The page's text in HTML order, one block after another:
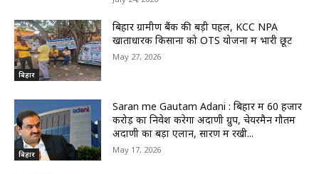
बिहार
बिहार ग्रामीण बैंक की बड़ी पहल, KCC NPA
खाताधारक किसानों को OTS योजना में भारी छूट
May 27, 2026
बिहार
Saran me Gautam Adani : बिहार में 60 हजार
करोड़ का निवेश करेगा अदाणी ग्रुप, चेयरमैन गौतम
अदाणी का बड़ा एलान, सारण में रखी...
May 17, 2026